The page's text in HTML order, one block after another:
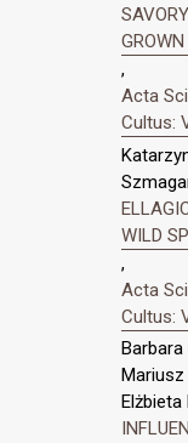
,
Acta
Cultus:
WILD
,
Acta
Cultus: